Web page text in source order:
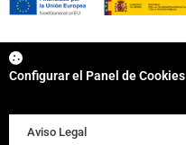
Configurar el Panel de Cookies
Aviso Legal